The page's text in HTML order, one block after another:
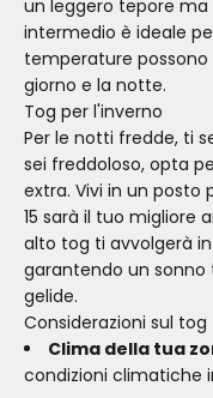
un leggero tepore ma
intermedio è ideale
temperature
giorno e la notte.
Tog per l'inverno
Per le notti fredde, ti
sei freddoloso, opta
extra. Vivi in un posto
15 sarà il tuo migliore
alto tog ti avvolgerà
garantendo un
gelide.
Considerazioni sul tog
Clima della tua
condizioni climatiche